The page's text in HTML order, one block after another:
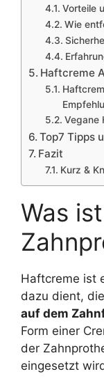
Vorteile
Wie
Haftcreme
Vegane
Top7 Tipps
Fazit
Kurz &
Was
Haftcreme ist
dazu dient,
auf dem
Form einer
der
eingesetzt